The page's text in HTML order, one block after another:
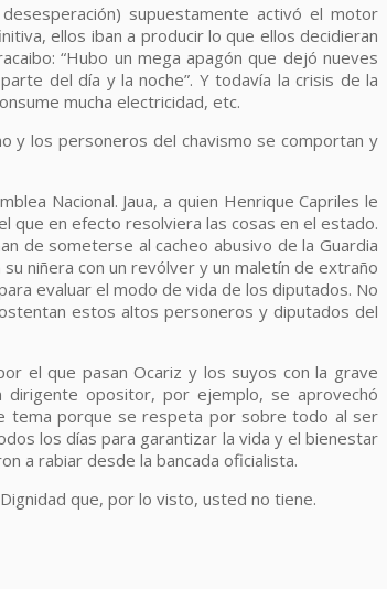
supuestamente activó el motor
ellos iban a producir lo que ellos decidieran
“Hubo un mega apagón que dejó nueves
del día y la noche”. Y todavía la crisis de la
mucha electricidad, etc.
y los personeros del chavismo se comportan y
Nacional. Jaua, a quien Henrique Capriles le
que en efecto resolviera las cosas en el estado.
de someterse al cacheo abusivo de la Guardia
niñera con un revólver y un maletín de extraño
evaluar el modo de vida de los diputados. No
estos altos personeros y diputados del
el que pasan Ocariz y los suyos con la grave
dirigente opositor, por ejemplo, se aprovechó
tema porque se respeta por sobre todo al ser
los días para garantizar la vida y el bienestar
a rabiar desde la bancada oficialista.
que, por lo visto, usted no tiene.